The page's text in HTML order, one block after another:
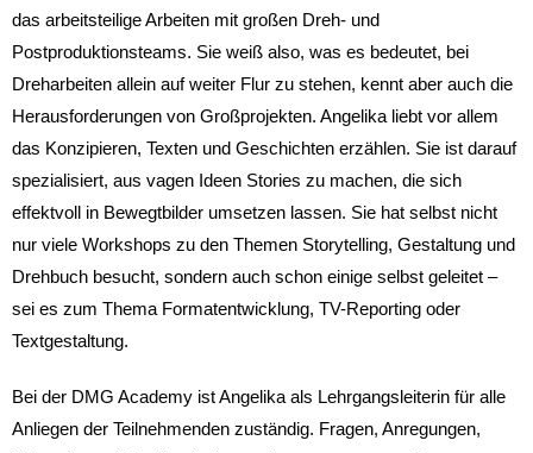
das arbeitsteilige Arbeiten mit großen Dreh- und
Postproduktionsteams. Sie weiß also, was es bedeutet, bei
Dreharbeiten allein auf weiter Flur zu stehen, kennt aber auch die
Herausforderungen von Großprojekten. Angelika liebt vor allem
das Konzipieren, Texten und Geschichten erzählen. Sie ist darauf
spezialisiert, aus vagen Ideen Stories zu machen, die sich
effektvoll in Bewegtbilder umsetzen lassen. Sie hat selbst nicht
nur viele Workshops zu den Themen Storytelling, Gestaltung und
Drehbuch besucht, sondern auch schon einige selbst geleitet –
sei es zum Thema Formatentwicklung, TV-Reporting oder
Textgestaltung.
Bei der DMG Academy ist Angelika als Lehrgangsleiterin für alle
Anliegen der Teilnehmenden zuständig. Fragen, Anregungen,